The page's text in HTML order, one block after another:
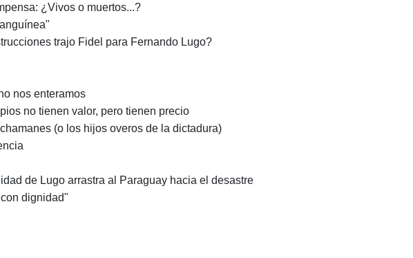
¿Vivos o muertos...?
trajo Fidel para Fernando Lugo?
nos enteramos
no tienen valor, pero tienen precio
(o los hijos overos de la dictadura)
de Lugo arrastra al Paraguay hacia el desastre
dignidad"